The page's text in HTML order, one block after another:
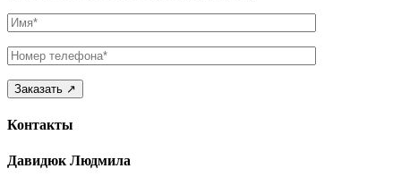
Имя
Телефон
Контакты
Давидюк Людмила